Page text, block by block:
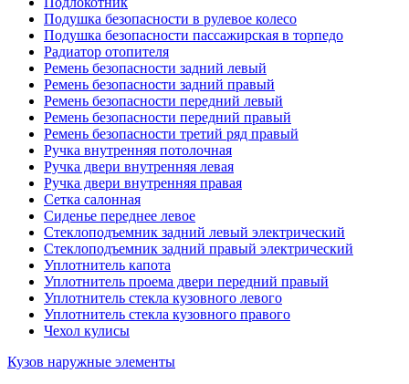
Подушка безопасности в рулевое колесо
Подушка безопасности пассажирская в торпедо
Радиатор отопителя
Ремень безопасности задний левый
Ремень безопасности задний правый
Ремень безопасности передний левый
Ремень безопасности передний правый
Ремень безопасности третий ряд правый
Ручка внутренняя потолочная
Ручка двери внутренняя левая
Ручка двери внутренняя правая
Сетка салонная
Сиденье переднее левое
Стеклоподъемник задний левый электрический
Стеклоподъемник задний правый электрический
Уплотнитель капота
Уплотнитель проема двери передний правый
Уплотнитель стекла кузовного левого
Уплотнитель стекла кузовного правого
Чехол кулисы
Кузов наружные элементы